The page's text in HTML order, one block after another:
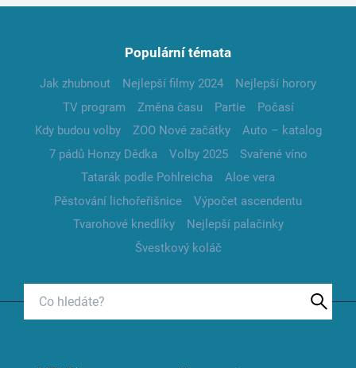
Populární témata
Jak zhubnout Nejlepší filmy 2024
Nejlepší horory
TV program
Změna času Partie
Počasí
Kdy budou volby
ZOO Nové začátky
Auto – katalog
7 pádů Honzy Dědka
Volby 2025
Svařené víno
Tatarák podle Pohlreicha
Aloe vera
Pěstování lichořeřišnice
Výpočet ascendentu
Tvarohové knedlíky
Nejlepší palačinky
Švestkový koláč